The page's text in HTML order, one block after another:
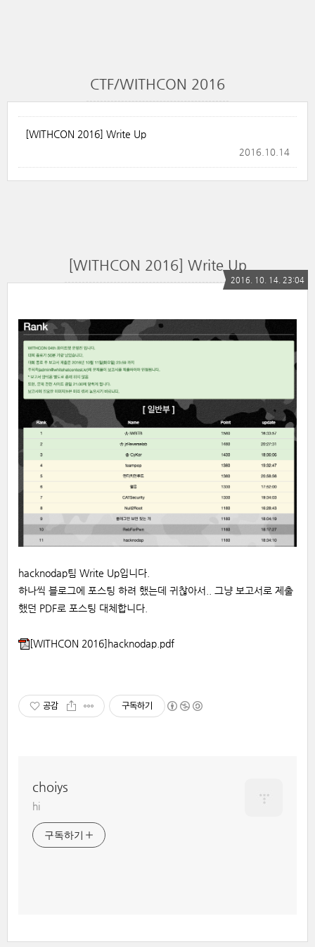
CTF/WITHCON 2016
[WITHCON 2016] Write Up
2016.10.14
[WITHCON 2016] Write Up
2016. 10. 14. 23:04
hacknodap팀 Write Up입니다.
하나씩 블로그에 포스팅 하려 했는데 귀찮아서.. 그냥 보고서로 제출
했던 PDF로 포스팅 대체합니다.
[WITHCON 2016]hacknodap.pdf
공감 구독하기
choiys
hi
구독하기